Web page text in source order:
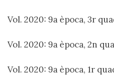
Vol. 2020: 9a època, 3r
Vol. 2020: 9a època, 2n
Vol. 2020: 9a època, 1r